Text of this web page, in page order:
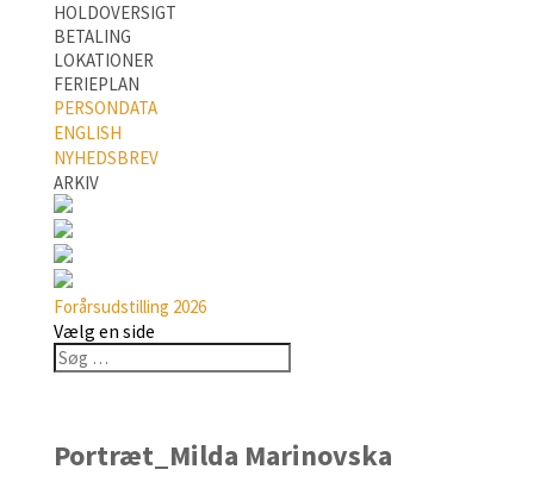
HOLDOVERSIGT
BETALING
LOKATIONER
FERIEPLAN
PERSONDATA
ENGLISH
NYHEDSBREV
ARKIV
Forårsudstilling 2026
Vælg en side
Portræt_Milda Marinovska